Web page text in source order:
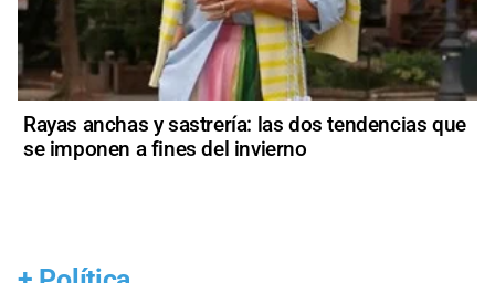
Rayas anchas y sastrería: las dos tendencias que
se imponen a fines del invierno